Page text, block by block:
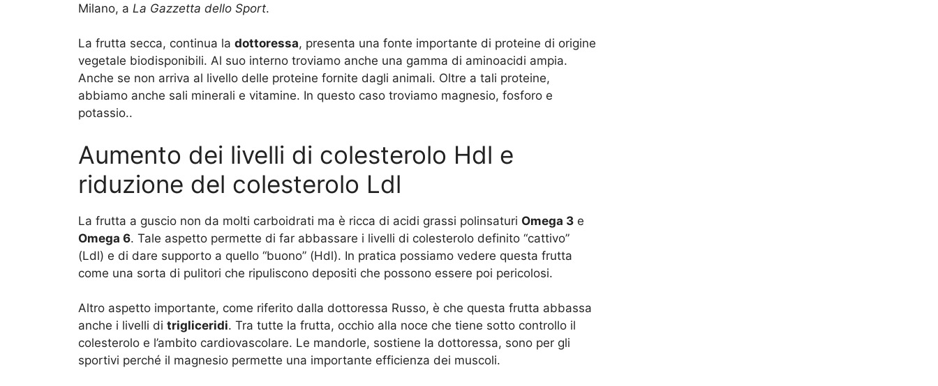
Milano, a La Gazzetta dello Sport.
La frutta secca, continua la dottoressa, presenta una fonte importante di proteine di origine
vegetale biodisponibili. Al suo interno troviamo anche una gamma di aminoacidi ampia.
Anche se non arriva al livello delle proteine fornite dagli animali. Oltre a tali proteine,
abbiamo anche sali minerali e vitamine. In questo caso troviamo magnesio, fosforo e
potassio..
Aumento dei livelli di colesterolo Hdl e
riduzione del colesterolo Ldl
La frutta a guscio non da molti carboidrati ma è ricca di acidi grassi polinsaturi Omega 3 e
Omega 6. Tale aspetto permette di far abbassare i livelli di colesterolo definito “cattivo”
(Ldl) e di dare supporto a quello “buono” (Hdl). In pratica possiamo vedere questa frutta
come una sorta di pulitori che ripuliscono depositi che possono essere poi pericolosi.
Altro aspetto importante, come riferito dalla dottoressa Russo, è che questa frutta abbassa
anche i livelli di trigliceridi. Tra tutte la frutta, occhio alla noce che tiene sotto controllo il
colesterolo e l’ambito cardiovascolare. Le mandorle, sostiene la dottoressa, sono per gli
sportivi perché il magnesio permette una importante efficienza dei muscoli.